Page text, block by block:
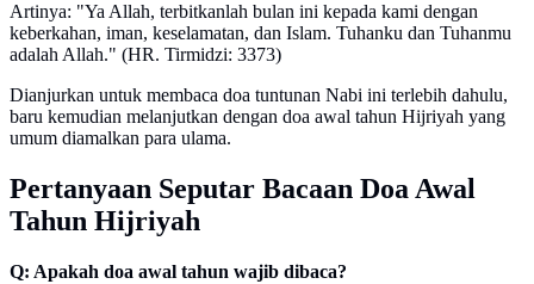
Artinya: "Ya Allah, terbitkanlah bulan ini kepada kami dengan
keberkahan, iman, keselamatan, dan Islam. Tuhanku dan Tuhanmu
adalah Allah." (HR. Tirmidzi: 3373)
Dianjurkan untuk membaca doa tuntunan Nabi ini terlebih dahulu,
baru kemudian melanjutkan dengan doa awal tahun Hijriyah yang
umum diamalkan para ulama.
Pertanyaan Seputar Bacaan Doa Awal
Tahun Hijriyah
Q: Apakah doa awal tahun wajib dibaca?